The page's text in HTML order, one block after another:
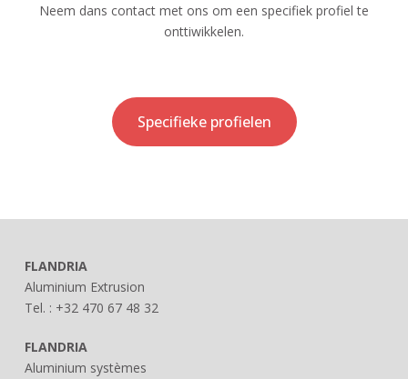
Neem dans contact met ons om een specifiek profiel te
onttiwikkelen.
Specifieke profielen
FLANDRIA
Aluminium Extrusion
Tel. : +32 470 67 48 32
FLANDRIA
Aluminium systèmes